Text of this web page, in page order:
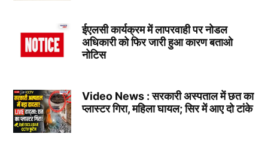
ईएलसी कार्यक्रम में लापरवाही पर नोडल
अधिकारी को फिर जारी हुआ कारण बताओ
नोटिस
Video News : सरकारी अस्पताल में छत का
प्लास्टर गिरा, महिला घायल; सिर में आए दो टांके